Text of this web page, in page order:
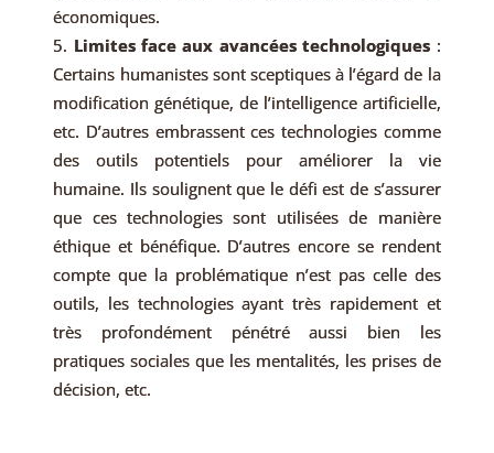
économiques.
Limites face aux avancées technologiques :
Certains humanistes sont sceptiques à l’égard de la
modification génétique, de l’intelligence artificielle,
etc. D’autres embrassent ces technologies comme
des outils potentiels pour améliorer la vie
humaine. Ils soulignent que le défi est de s’assurer
que ces technologies sont utilisées de manière
éthique et bénéfique. D’autres encore se rendent
compte que la problématique n’est pas celle des
outils, les technologies ayant très rapidement et
très profondément pénétré aussi bien les
pratiques sociales que les mentalités, les prises de
décision, etc.